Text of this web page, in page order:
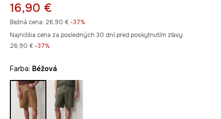
16,90 €
Bežná cena: 26,90 € -37%
Najnižšia cena za posledných 30 dní pred poskytnutím zľavy:
26,90 € -37%
Farba: béžová